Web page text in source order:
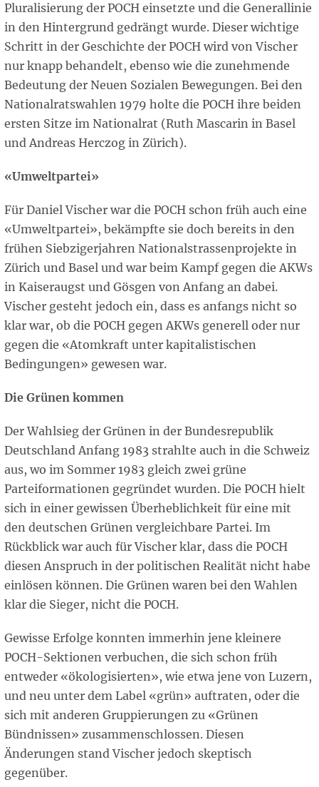
Pluralisierung der POCH einsetzte und die Generallinie
in den Hintergrund gedrängt wurde. Dieser wichtige
Schritt in der Geschichte der POCH wird von Vischer
nur knapp behandelt, ebenso wie die zunehmende
Bedeutung der Neuen Sozialen Bewegungen. Bei den
Nationalratswahlen 1979 holte die POCH ihre beiden
ersten Sitze im Nationalrat (Ruth Mascarin in Basel
und Andreas Herczog in Zürich).
«Umweltpartei»
Für Daniel Vischer war die POCH schon früh auch eine
«Umweltpartei», bekämpfte sie doch bereits in den
frühen Siebzigerjahren Nationalstrassenprojekte in
Zürich und Basel und war beim Kampf gegen die AKWs
in Kaiseraugst und Gösgen von Anfang an dabei.
Vischer gesteht jedoch ein, dass es anfangs nicht so
klar war, ob die POCH gegen AKWs generell oder nur
gegen die «Atomkraft unter kapitalistischen
Bedingungen» gewesen war.
Die Grünen kommen
Der Wahlsieg der Grünen in der Bundesrepublik
Deutschland Anfang 1983 strahlte auch in die Schweiz
aus, wo im Sommer 1983 gleich zwei grüne
Parteiformationen gegründet wurden. Die POCH hielt
sich in einer gewissen Überheblichkeit für eine mit
den deutschen Grünen vergleichbare Partei. Im
Rückblick war auch für Vischer klar, dass die POCH
diesen Anspruch in der politischen Realität nicht habe
einlösen können. Die Grünen waren bei den Wahlen
klar die Sieger, nicht die POCH.
Gewisse Erfolge konnten immerhin jene kleinere
POCH-Sektionen verbuchen, die sich schon früh
entweder «ökologisierten», wie etwa jene von Luzern,
und neu unter dem Label «grün» auftraten, oder die
sich mit anderen Gruppierungen zu «Grünen
Bündnissen» zusammenschlossen. Diesen
Änderungen stand Vischer jedoch skeptisch
gegenüber.